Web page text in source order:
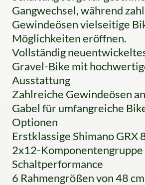
Gangwechsel, während
Gewindeösen vielseitige
Möglichkeiten eröffnen.
Vollständig
Gravel-Bike mit
Ausstattung
Zahlreiche Gewindeösen
Gabel für umfangreiche
Optionen
Erstklassige Shimano GRX
2x12-
Schaltperformance
6 Rahmengrößen von 48